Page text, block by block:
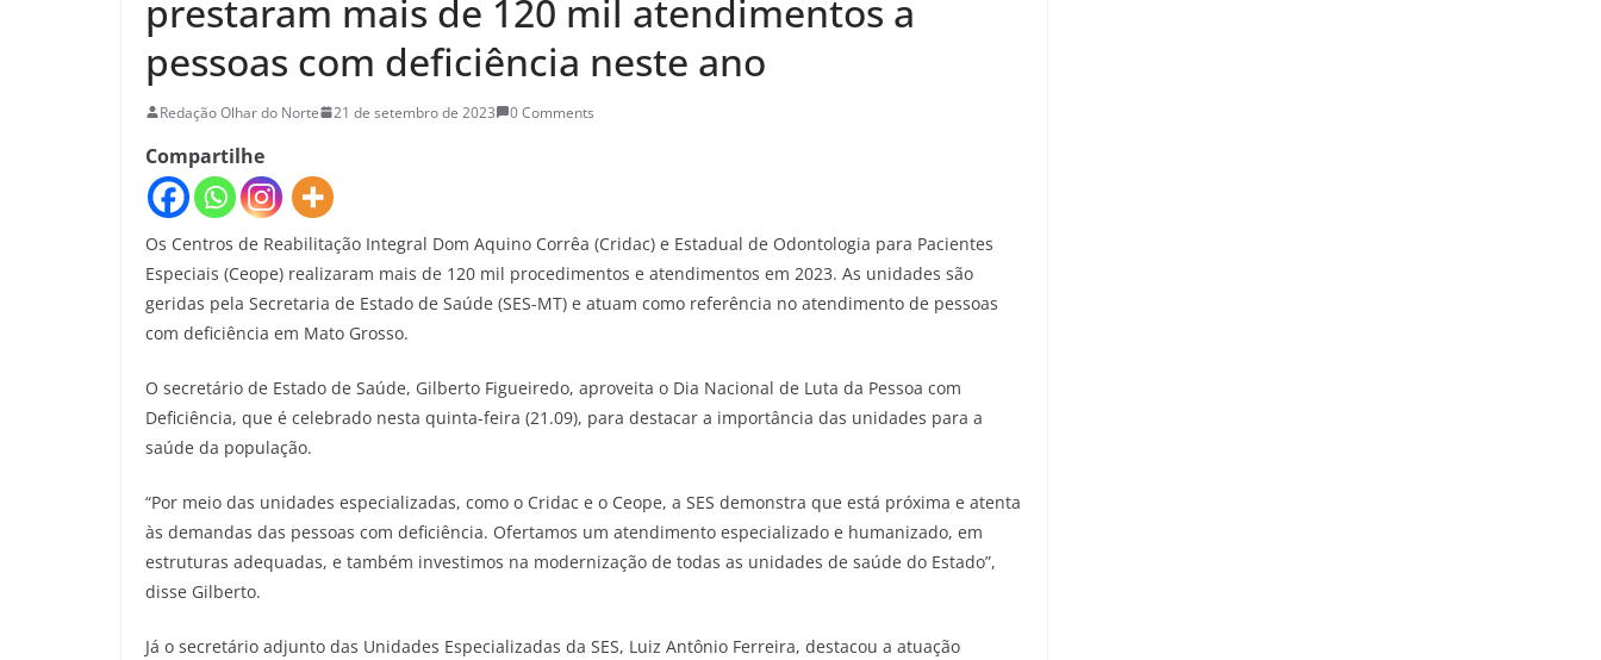
prestaram mais de 120 mil atendimentos a
pessoas com deficiência neste ano
Redação Olhar do Norte 21 de setembro de 2023 0 Comments
Compartilhe
Os Centros de Reabilitação Integral Dom Aquino Corrêa (Cridac) e Estadual de Odontologia para Pacientes
Especiais (Ceope) realizaram mais de 120 mil procedimentos e atendimentos em 2023. As unidades são
geridas pela Secretaria de Estado de Saúde (SES-MT) e atuam como referência no atendimento de pessoas
com deficiência em Mato Grosso.
O secretário de Estado de Saúde, Gilberto Figueiredo, aproveita o Dia Nacional de Luta da Pessoa com
Deficiência, que é celebrado nesta quinta-feira (21.09), para destacar a importância das unidades para a
saúde da população.
“Por meio das unidades especializadas, como o Cridac e o Ceope, a SES demonstra que está próxima e atenta
às demandas das pessoas com deficiência. Ofertamos um atendimento especializado e humanizado, em
estruturas adequadas, e também investimos na modernização de todas as unidades de saúde do Estado”,
disse Gilberto.
Já o secretário adjunto das Unidades Especializadas da SES, Luiz Antônio Ferreira, destacou a atuação